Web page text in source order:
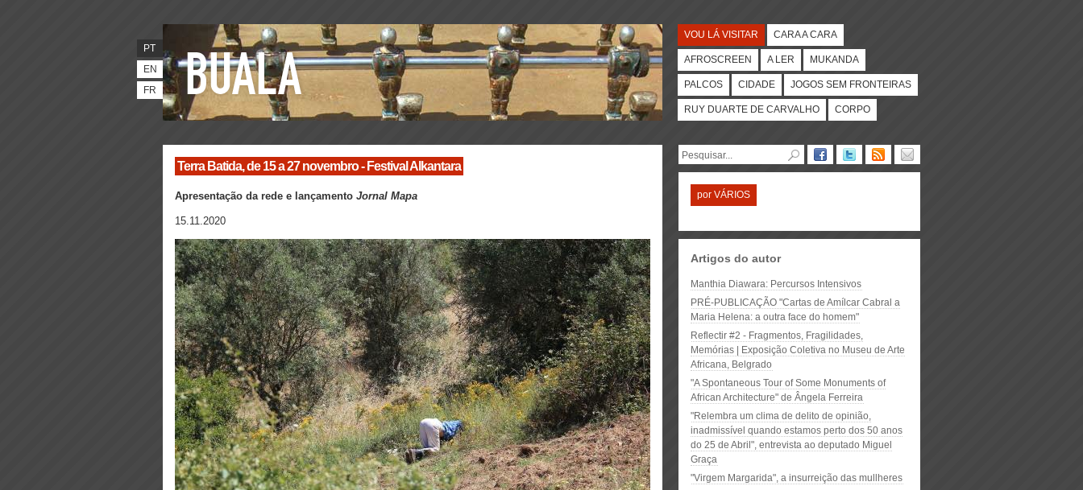
PT
EN
FR
VOU LÁ VISITAR CARA A CARA
AFROSCREEN A LER MUKANDA
PALCOS CIDADE JOGOS SEM FRONTEIRAS
RUY DUARTE DE CARVALHO CORPO
Terra Batida, de 15 a 27 novembro - Festival Alkantara
Apresentação da rede e lançamento Jornal Mapa
15.11.2020
por VÁRIOS
Artigos do autor
Manthia Diawara: Percursos Intensivos
PRÉ-PUBLICAÇÃO "Cartas de Amílcar Cabral a
Maria Helena: a outra face do homem"
Reflectir #2 - Fragmentos, Fragilidades,
Memórias | Exposição Coletiva no Museu de Arte
Africana, Belgrado
"A Spontaneous Tour of Some Monuments of
African Architecture" de Ângela Ferreira
"Relembra um clima de delito de opinião,
inadmissível quando estamos perto dos 50 anos
do 25 de Abril", entrevista ao deputado Miguel
Graça
"Virgem Margarida", a insurreição das mullheres